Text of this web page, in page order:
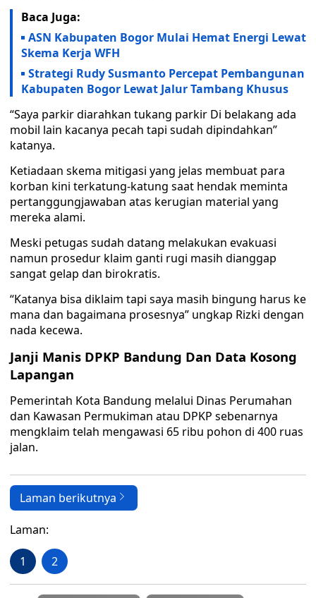
Baca Juga:
ASN Kabupaten Bogor Mulai Hemat Energi Lewat
Skema Kerja WFH
Strategi Rudy Susmanto Percepat Pembangunan
Kabupaten Bogor Lewat Jalur Tambang Khusus
“Saya parkir diarahkan tukang parkir Di belakang ada
mobil lain kacanya pecah tapi sudah dipindahkan”
katanya.
Ketiadaan skema mitigasi yang jelas membuat para
korban kini terkatung-katung saat hendak meminta
pertanggungjawaban atas kerugian material yang
mereka alami.
Meski petugas sudah datang melakukan evakuasi
namun prosedur klaim ganti rugi masih dianggap
sangat gelap dan birokratis.
“Katanya bisa diklaim tapi saya masih bingung harus ke
mana dan bagaimana prosesnya” ungkap Rizki dengan
nada kecewa.
Janji Manis DPKP Bandung Dan Data Kosong
Lapangan
Pemerintah Kota Bandung melalui Dinas Perumahan
dan Kawasan Permukiman atau DPKP sebenarnya
mengklaim telah mengawasi 65 ribu pohon di 400 ruas
jalan.
Laman berikutnya
Laman:
1 2